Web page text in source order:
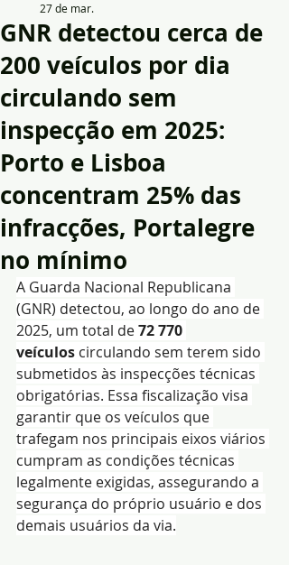
GNR detectou cerca de
200 veículos por dia
circulando sem
inspecção em 2025:
Porto e Lisboa
concentram 25% das
infracções, Portalegre
no mínimo
27 de mar.
A Guarda Nacional Republicana
(GNR) detectou, ao longo do ano de
2025, um total de 72 770
veículos circulando sem terem sido
submetidos às inspecções técnicas
obrigatórias. Essa fiscalização visa
garantir que os veículos que
trafegam nos principais eixos viários
cumpram as condições técnicas
legalmente exigidas, assegurando a
segurança do próprio usuário e dos
demais usuários da via.